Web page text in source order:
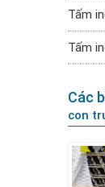
Tấm
Tấm
Các
con